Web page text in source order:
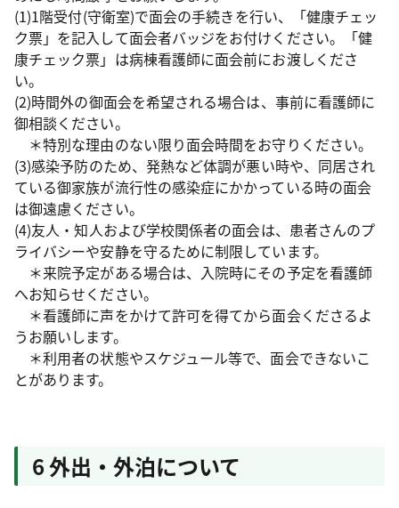
(1)1階受付(守衛室)で面会の手続きを行い、「健康チェッ
ク票」を記入して面会者バッジをお付けください。「健
康チェック票」は病棟看護師に面会前にお渡しくださ
い。
(2)時間外の御面会を希望される場合は、事前に看護師に
御相談ください。
＊特別な理由のない限り面会時間をお守りください。
(3)感染予防のため、発熱など体調が悪い時や、同居され
ている御家族が流行性の感染症にかかっている時の面会
は御遠慮ください。
(4)友人・知人および学校関係者の面会は、患者さんのプ
ライバシーや安静を守るために制限しています。
＊来院予定がある場合は、入院時にその予定を看護師
へお知らせください。
＊看護師に声をかけて許可を得てから面会くださるよ
うお願いします。
＊利用者の状態やスケジュール等で、面会できないこ
とがあります。
6 外出・外泊について